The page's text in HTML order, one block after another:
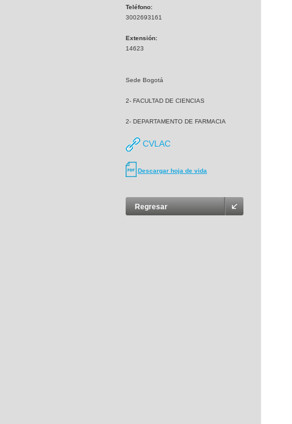
Teléfono:
3002693161
Extensión:
14623
Sede Bogotá
2- FACULTAD DE CIENCIAS
2- DEPARTAMENTO DE FARMACIA
CVLAC
Descargar hoja de vida
Regresar